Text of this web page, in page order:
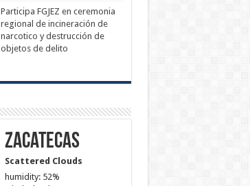
Participa FGJEZ en ceremonia
regional de incineración de
narcotico y destrucción de
objetos de delito
Zacatecas
Scattered Clouds
humidity: 52%